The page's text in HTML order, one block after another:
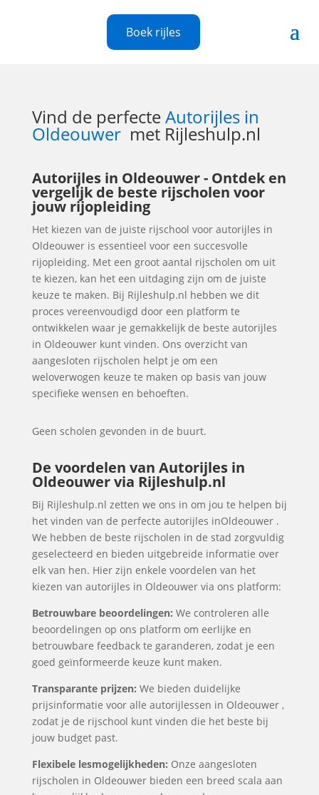
Boek rijles
Vind de perfecteAutorijles in
Oldeouwer met Rijleshulp.nl
Autorijles in Oldeouwer - Ontdek en
vergelijk de beste rijscholen voor
jouw rijopleiding
Het kiezen van de juiste rijschool voor autorijles in
Oldeouwer is essentieel voor een succesvolle
rijopleiding. Met een groot aantal rijscholen om uit
te kiezen, kan het een uitdaging zijn om de juiste
keuze te maken. Bij Rijleshulp.nl hebben we dit
proces vereenvoudigd door een platform te
ontwikkelen waar je gemakkelijk de beste autorijles
in Oldeouwer kunt vinden. Ons overzicht van
aangesloten rijscholen helpt je om een
weloverwogen keuze te maken op basis van jouw
specifieke wensen en behoeften.
Geen scholen gevonden in de buurt.
De voordelen van Autorijles in
Oldeouwer via Rijleshulp.nl
Bij Rijleshulp.nl zetten we ons in om jou te helpen bij
het vinden van de perfecte autorijles inOldeouwer .
We hebben de beste rijscholen in de stad zorgvuldig
geselecteerd en bieden uitgebreide informatie over
elk van hen. Hier zijn enkele voordelen van het
kiezen van autorijles in Oldeouwer via ons platform:
Betrouwbare beoordelingen: We controleren alle
beoordelingen op ons platform om eerlijke en
betrouwbare feedback te garanderen, zodat je een
goed geïnformeerde keuze kunt maken.
Transparante prijzen: We bieden duidelijke
prijsinformatie voor alle autorijlessen in Oldeouwer ,
zodat je de rijschool kunt vinden die het beste bij
jouw budget past.
Flexibele lesmogelijkheden: Onze aangesloten
rijscholen in Oldeouwer bieden een breed scala aan